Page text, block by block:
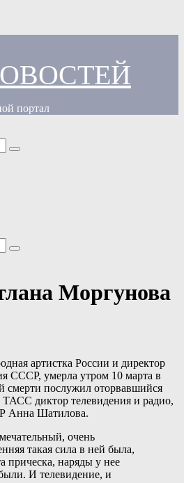
портал
Моргунова
артистка России и директор
СССР, умерла утром 10 марта в
смерти послужил оторвавшийся
диктор телевидения и радио,
Анна Шатилова.
очень
такая сила в ней была,
прическа, наряды у нее
И телевидение, и